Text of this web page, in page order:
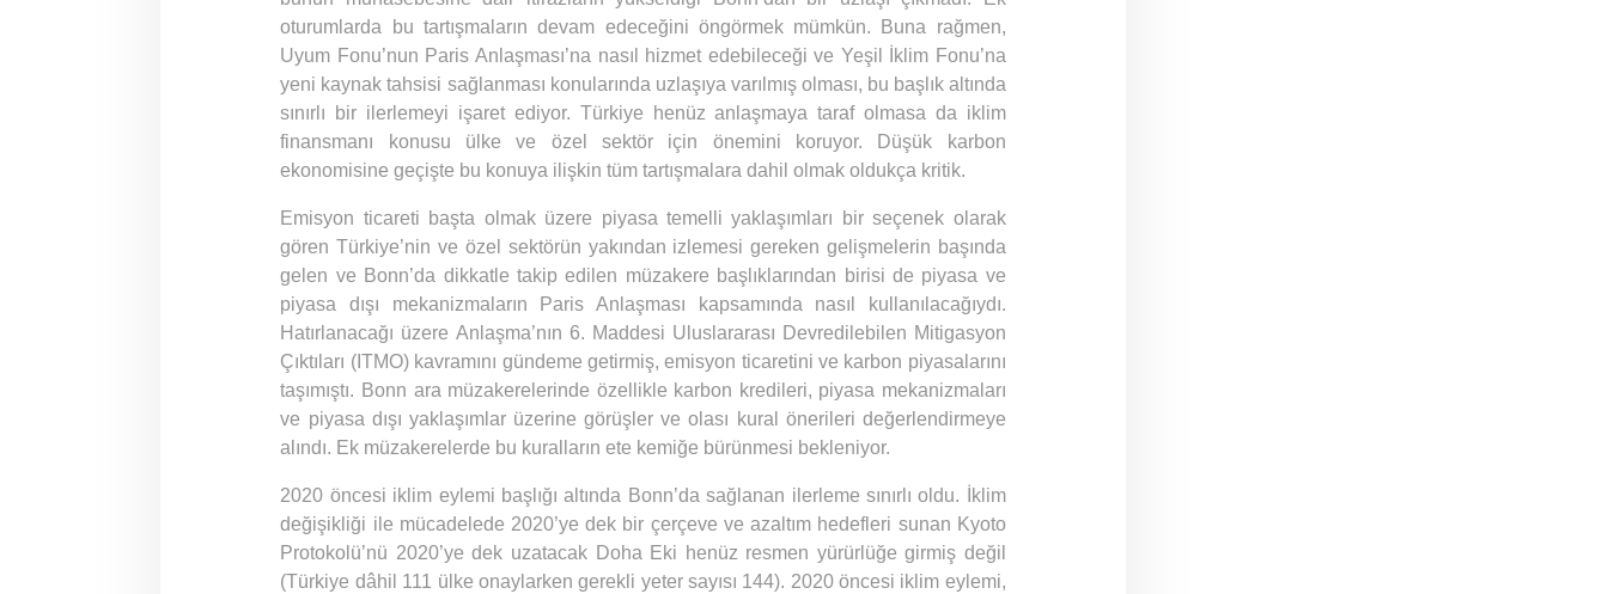
oturumlarda bu tartışmaların devam edeceğini öngörmek mümkün. Buna rağmen,
Uyum Fonu’nun Paris Anlaşması’na nasıl hizmet edebileceği ve Yeşil İklim Fonu’na
yeni kaynak tahsisi sağlanması konularında uzlaşıya varılmış olması, bu başlık altında
sınırlı bir ilerlemeyi işaret ediyor. Türkiye henüz anlaşmaya taraf olmasa da iklim
finansmanı konusu ülke ve özel sektör için önemini koruyor. Düşük karbon
ekonomisine geçişte bu konuya ilişkin tüm tartışmalara dahil olmak oldukça kritik.
Emisyon ticareti başta olmak üzere piyasa temelli yaklaşımları bir seçenek olarak
gören Türkiye’nin ve özel sektörün yakından izlemesi gereken gelişmelerin başında
gelen ve Bonn’da dikkatle takip edilen müzakere başlıklarından birisi de piyasa ve
piyasa dışı mekanizmaların Paris Anlaşması kapsamında nasıl kullanılacağıydı.
Hatırlanacağı üzere Anlaşma’nın 6. Maddesi Uluslararası Devredilebilen Mitigasyon
Çıktıları (ITMO) kavramını gündeme getirmiş, emisyon ticaretini ve karbon piyasalarını
taşımıştı. Bonn ara müzakerelerinde özellikle karbon kredileri, piyasa mekanizmaları
ve piyasa dışı yaklaşımlar üzerine görüşler ve olası kural önerileri değerlendirmeye
alındı. Ek müzakerelerde bu kuralların ete kemiğe bürünmesi bekleniyor.
2020 öncesi iklim eylemi başlığı altında Bonn’da sağlanan ilerleme sınırlı oldu. İklim
değişikliği ile mücadelede 2020’ye dek bir çerçeve ve azaltım hedefleri sunan Kyoto
Protokolü’nü 2020’ye dek uzatacak Doha Eki henüz resmen yürürlüğe girmiş değil
(Türkiye dâhil 111 ülke onaylarken gerekli yeter sayısı 144). 2020 öncesi iklim eylemi,